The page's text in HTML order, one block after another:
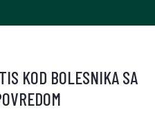
KOD BOLESNIKA SA